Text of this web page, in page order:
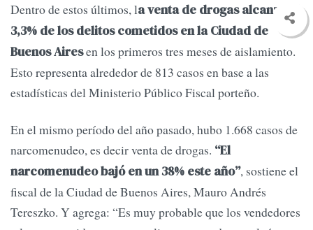
Dentro de estos últimos, la venta de drogas alcanzó el
3,3% de los delitos cometidos en la Ciudad de
Buenos Airesen los primeros tres meses de aislamiento.
Esto representa alrededor de 813 casos en base a las
estadísticas del Ministerio Público Fiscal porteño.
En el mismo período del año pasado, hubo 1.668 casos de
narcomenudeo, es decir venta de drogas. “El
narcomenudeo bajó en un 38% este año”, sostiene el
fiscal de la Ciudad de Buenos Aires, Mauro Andrés
Tereszko. Y agrega: “Es muy probable que los vendedores